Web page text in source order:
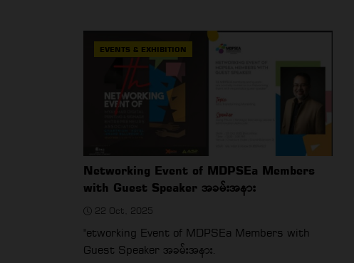
EVENTS & EXHIBITION
Networking Event of MDPSEa Members
with Guest Speaker အခမ်းအနား
22 Oct, 2025
"etworking Event of MDPSEa Members with
Guest Speaker အခမ်းအနား.